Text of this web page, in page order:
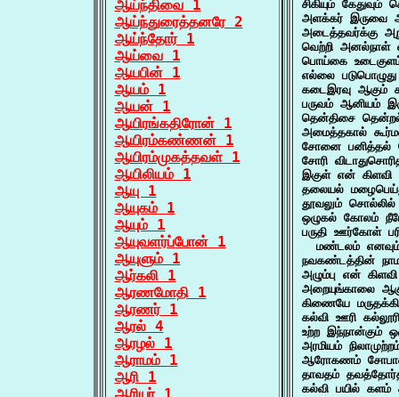
ஆய்ந்திவை 1
ஆய்ந்துரைத்தனரே 2
ஆய்ந்தோர் 1
ஆய்வை 1
ஆயபின் 1
ஆயம் 1
ஆயன் 1
ஆயிரங்கதிரோன் 1
ஆயிரம்கண்ணன் 1
ஆயிரம்முகத்தவள் 1
ஆயிலியம் 1
ஆயு 1
ஆயுகம் 1
ஆயும் 1
ஆயுவளர்ப்போன் 1
ஆயுளும் 1
ஆர்கலி 1
ஆரணமோதி 1
ஆரணர் 1
ஆரல் 4
ஆரழல் 1
ஆராமம் 1
ஆரி 1
சிகியும்
அளக்கர் இருவை
அடைத்தவர்க்கு
வெற்றி
பொய்கை
எல்லை
கடைஇரவு ஆகும்
பருவம் ஆனியம்
தென்திசை
அமைத்தகால்
சோனை பனித்தல்
சோரி
இகுள் என்
தலையல்
தூவலும்
ஒழுகல் கோலம்
பருதி ஊர்கோள்
மண்டலம்
நவகண்டத்தின்
அழும்பு என்
அறையுங்காலை
கிணையே
கல்வி ஊரி
உற்ற இந்நான்கும்
அரமியம்
ஆரோகணம்
தாவதம்
கல்வி பயில்